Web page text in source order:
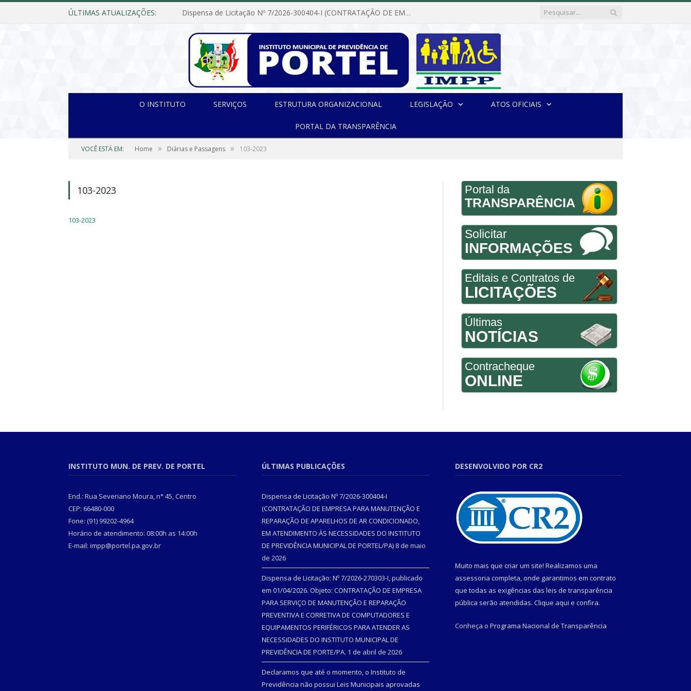
ÚLTIMAS ATUALIZAÇÕES: Dispensa de Licitação Nº 7/2026-300404-I (CONTRATAÇÃO DE EMPRESA PARA MANUTENÇÃO E REPARAÇÃO DE APARELHOS DE AR CONDICIONADO, EM ATENDIMENTO ÀS NECESSIDADES DO INSTITUTO DE PREVIDÊNCIA MUNICIPAL DE PORTEL/PA)
O INSTITUTO SERVIÇOS ESTRUTURA ORGANIZACIONAL LEGISLAÇÃO ATOS OFICIAIS
PORTAL DA TRANSPARÊNCIA
VOCÊ ESTÁ EM: Home » Diárias e Passagens » 103-2023
103-2023
103-2023
Portal da
TRANSPARÊNCIA
Solicitar
INFORMAÇÕES
Editais e Contratos de
LICITAÇÕES
Últimas
NOTÍCIAS
Contracheque
ONLINE
INSTITUTO MUN. DE PREV. DE PORTEL
End.: Rua Severiano Moura, n° 45, Centro
CEP: 66480-000
Fone: (91) 99202-4964
Horário de atendimento: 08:00h as 14:00h
E-mail: impp@portel.pa.gov.br
ÚLTIMAS PUBLICAÇÕES
Dispensa de Licitação Nº 7/2026-300404-I
(CONTRATAÇÃO DE EMPRESA PARA MANUTENÇÃO E
REPARAÇÃO DE APARELHOS DE AR CONDICIONADO,
EM ATENDIMENTO ÀS NECESSIDADES DO INSTITUTO
DE PREVIDÊNCIA MUNICIPAL DE PORTEL/PA) 8 de maio
de 2026
Dispensa de Licitação: Nº 7/2026-270303-I, publicado
em 01/04/2026. Objeto: CONTRATAÇÃO DE EMPRESA
PARA SERVIÇO DE MANUTENÇÃO E REPARAÇÃO
PREVENTIVA E CORRETIVA DE COMPUTADORES E
EQUIPAMENTOS PERIFÉRICOS PARA ATENDER AS
NECESSIDADES DO INSTITUTO MUNICIPAL DE
PREVIDÊNCIA DE PORTE/PA. 1 de abril de 2026
Declaramos que até o momento, o Instituto de
Previdência não possui Leis Municipais aprovadas
DESENVOLVIDO POR CR2
Muito mais que criar um site! Realizamos uma
assessoria completa, onde garantimos em contrato
que todas as exigências das leis de transparência
pública serão atendidas. Clique aqui e confira.
Conheça o Programa Nacional de Transparência